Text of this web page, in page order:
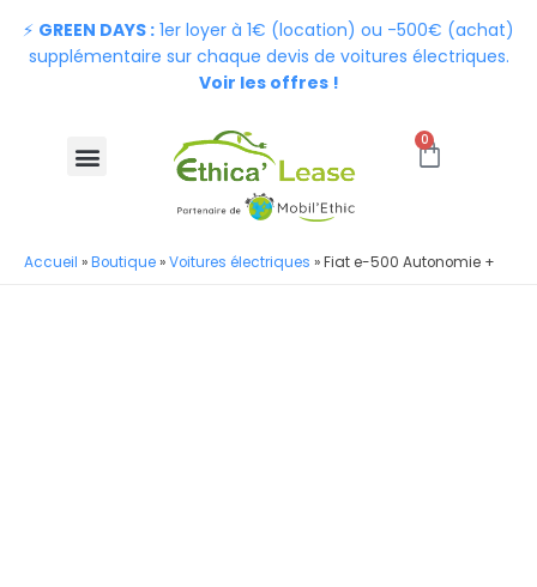
⚡ GREEN DAYS : 1er loyer à 1€ (location) ou -500€ (achat)
supplémentaire sur chaque devis de voitures électriques.
Voir les offres !
0
Accueil »Boutique»Voitures électriques »Fiat e-500 Autonomie +